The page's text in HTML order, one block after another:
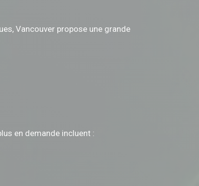
Vancouver propose une grande
en demande incluent :